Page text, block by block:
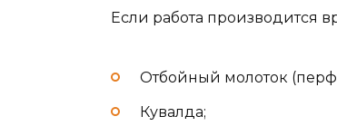
Если работа производится
Отбойный молоток
Кувалда;